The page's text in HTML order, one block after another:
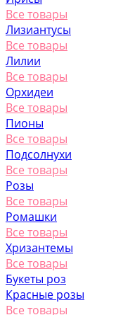
Все товары
Лизиантусы
Все товары
Лилии
Все товары
Орхидеи
Все товары
Пионы
Все товары
Подсолнухи
Все товары
Розы
Все товары
Ромашки
Все товары
Хризантемы
Все товары
Букеты роз
Красные розы
Все товары